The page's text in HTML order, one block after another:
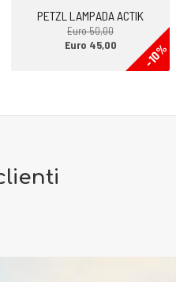
PETZL LAMPADA ACTIK
Euro 50,00
-10%
Euro 45,00